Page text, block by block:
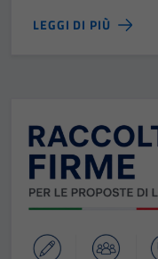
LEGGI DI PIÙ